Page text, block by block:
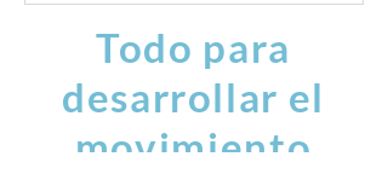
Todo para
desarrollar el
movimiento